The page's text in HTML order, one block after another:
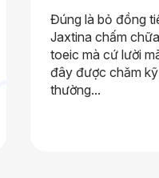
Đúng là bỏ đồng
Jaxtina chấm
toeic mà cứ lười
đây được chăm
thường...